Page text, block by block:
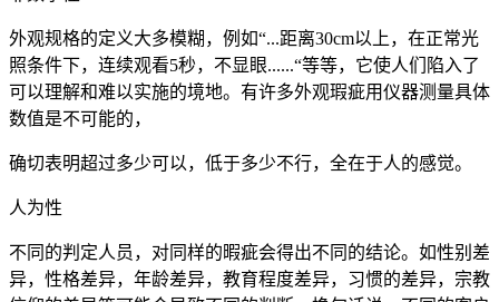
外观规格的定义大多模糊，例如“...距离30cm以上，在正常光
照条件下，连续观看5秒，不显眼......“等等，它使人们陷入了
可以理解和难以实施的境地。有许多外观瑕疵用仪器测量具体
数值是不可能的，
确切表明超过多少可以，低于多少不行，全在于人的感觉。
人为性
不同的判定人员，对同样的暇疵会得出不同的结论。如性别差
异，性格差异，年龄差异，教育程度差异，习惯的差异，宗教